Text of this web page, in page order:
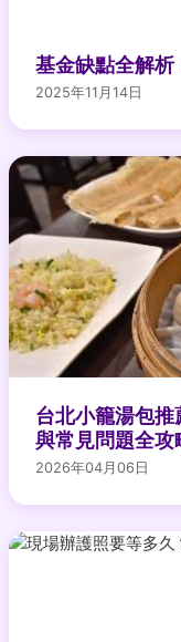
基金缺點全解
2025年11月14日
台北小籠湯包
與常見問題全攻
2026年04月06日